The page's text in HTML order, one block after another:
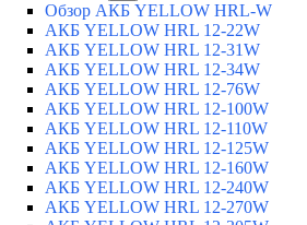
Обзор АКБ YELLOW HRL-W
АКБ YELLOW HRL 12-22W
АКБ YELLOW HRL 12-31W
АКБ YELLOW HRL 12-34W
АКБ YELLOW HRL 12-76W
АКБ YELLOW HRL 12-100W
АКБ YELLOW HRL 12-110W
АКБ YELLOW HRL 12-125W
АКБ YELLOW HRL 12-160W
АКБ YELLOW HRL 12-240W
АКБ YELLOW HRL 12-270W